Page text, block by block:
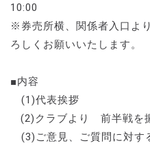
10:00
※券売所横、関係者入口よ
ろしくお願いいたします。
■内容
(1)代表挨拶
(2)クラブより 前半戦を
(3)ご意見、ご質問に対す